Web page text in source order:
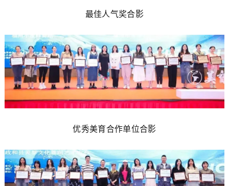
最佳人气奖合影
优秀美育合作单位合影